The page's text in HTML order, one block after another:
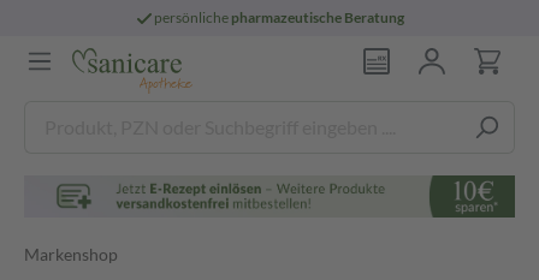
persönliche pharmazeutische Beratung
Markenshop